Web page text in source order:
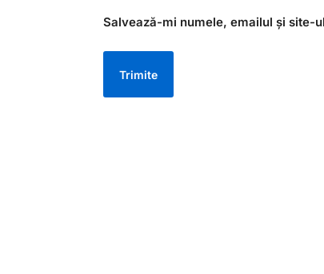
Salvează-mi numele, emailul și site-